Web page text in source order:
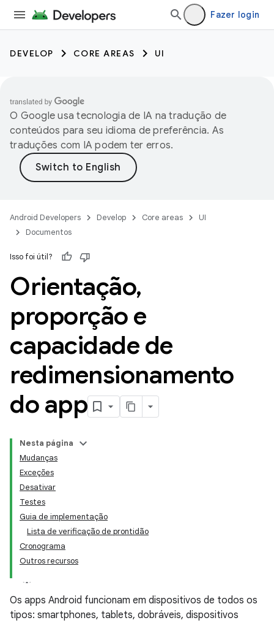
Fazer login
DEVELOP CORE AREAS UI
O Google usa tecnologia de IA na tradução de
conteúdos para seu idioma de preferência. As
traduções com IA podem ter erros.
Android Developers Develop Core areas
UI
Documentos
Isso foi útil?
Orientação,
proporção e
capacidade de
redimensionamento
do app
Nesta página
Mudanças
Exceções
Desativar
Testes
Guia de implementação
Lista de verificação de prontidão
Cronograma
Outros recursos
Os apps Android funcionam em dispositivos de todos os
tipos: smartphones, tablets, dobráveis, dispositivos